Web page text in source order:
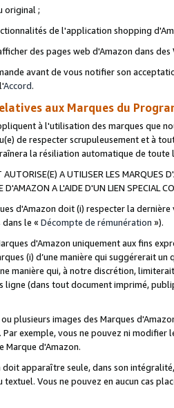
original ;
de l'application shopping
des pages web d'Amazon dans
avant de vous notifier son
Accord.
aux Marques du
à l'utilisation des marques que
de respecter scrupuleusement et à
la résiliation automatique de
A UTILISER LES MARQUES
A L'AIDE D'UN LIEN SPECIAL
d'Amazon doit (i) respecter la
le « Décompte de rémunération »).
d'Amazon uniquement aux fins
(i) d’une manière qui suggérerait
manière qui, à notre discrétion,
ligne (dans tout document imprimé,
plusieurs images des Marques
Par exemple, vous ne pouvez ni
Marque d'Amazon.
doit apparaître seule, dans son
Vous ne pouvez en aucun cas